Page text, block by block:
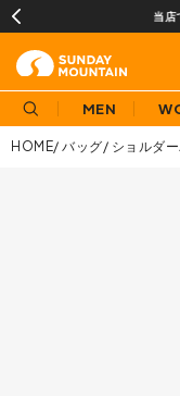
当店
MEN
HOME バッグ ショルダ